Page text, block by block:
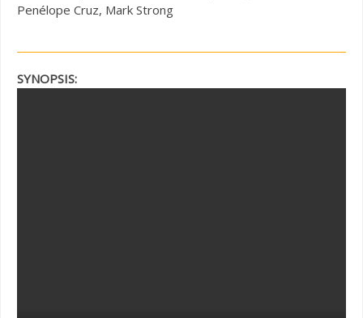
Penélope Cruz, Mark Strong
SYNOPSIS: